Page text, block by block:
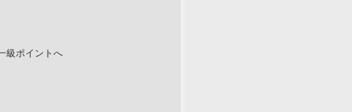
級ポイントへ